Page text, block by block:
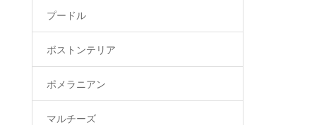
プードル
ボストンテリア
ポメラニアン
マルチーズ